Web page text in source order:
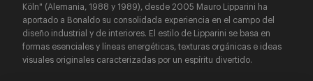
Köln" (Alemania, 1988 y 1989), desde 2005 Mauro Lipparini ha
aportado a Bonaldo su consolidada experiencia en el campo del
diseño industrial y de interiores. El estilo de Lipparini se basa en
formas esenciales y líneas energéticas, texturas orgánicas e ideas
visuales originales caracterizadas por un espíritu divertido.